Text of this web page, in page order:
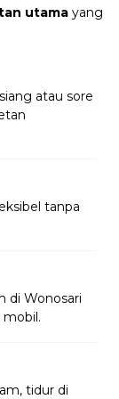
utama yang
atau sore
tanpa
di Wonosari
tidur di